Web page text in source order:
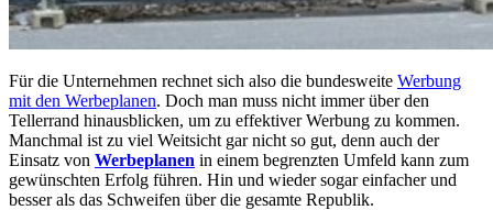
Für die Unternehmen rechnet sich also die bundesweite Werbung
mit den Werbeplanen. Doch man muss nicht immer über den
Tellerrand hinausblicken, um zu effektiver Werbung zu kommen.
Manchmal ist zu viel Weitsicht gar nicht so gut, denn auch der
Einsatz von Werbeplanen in einem begrenzten Umfeld kann zum
gewünschten Erfolg führen. Hin und wieder sogar einfacher und
besser als das Schweifen über die gesamte Republik.